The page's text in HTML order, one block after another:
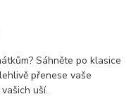
Sáhněte po klasice
přenese vaše
uší.